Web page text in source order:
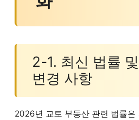
2-1. 최신 법률
변경 사항
2026년 교토 부동산 관련 법률은